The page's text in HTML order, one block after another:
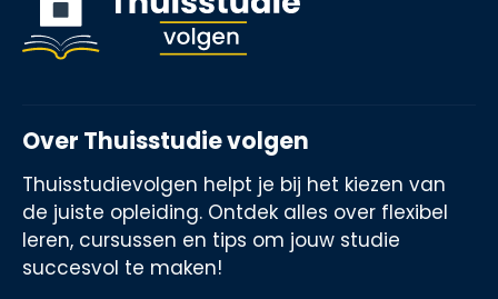
Over Thuisstudie volgen
Thuisstudievolgen helpt je bij het kiezen van
de juiste opleiding. Ontdek alles over flexibel
leren, cursussen en tips om jouw studie
succesvol te maken!